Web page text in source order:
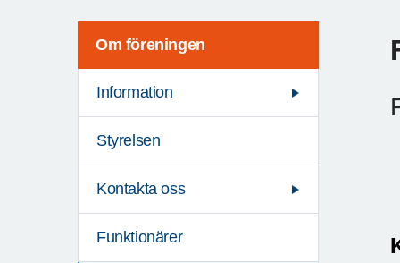
Om föreningen
Information
Styrelsen
Kontakta oss
Funktionärer